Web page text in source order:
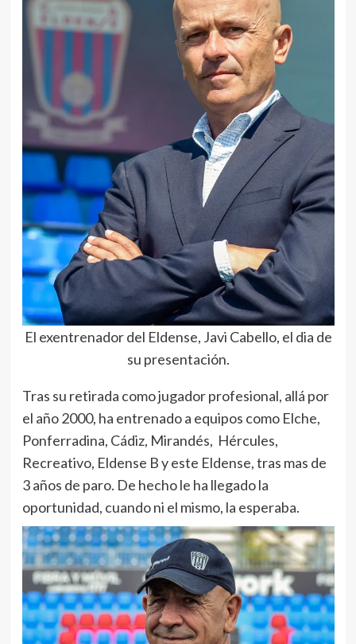
El exentrenador del Eldense, Javi Cabello, el dia de
su presentación.
Tras su retirada como jugador profesional, allá por
el año 2000, ha entrenado a equipos como Elche,
Ponferradina, Cádiz, Mirandés, Hércules,
Recreativo, Eldense B y este Eldense, tras mas de
3 años de paro. De hecho le ha llegado la
oportunidad, cuando ni el mismo, la esperaba.